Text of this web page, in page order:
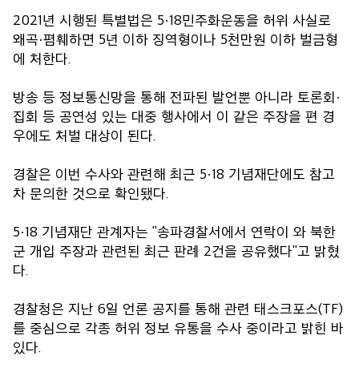
2021년 시행된 특별법은 5·18민주화운동을 허위 사실로
왜곡·폄훼하면 5년 이하 징역형이나 5천만원 이하 벌금형
에 처한다.
방송 등 정보통신망을 통해 전파된 발언뿐 아니라 토론회·
집회 등 공연성 있는 대중 행사에서 이 같은 주장을 편 경
우에도 처벌 대상이 된다.
경찰은 이번 수사와 관련해 최근 5·18 기념재단에도 참고
차 문의한 것으로 확인됐다.
5·18 기념재단 관계자는 "송파경찰서에서 연락이 와 북한
군 개입 주장과 관련된 최근 판례 2건을 공유했다"고 밝혔
다.
경찰청은 지난 6일 언론 공지를 통해 관련 태스크포스(TF)
를 중심으로 각종 허위 정보 유통을 수사 중이라고 밝힌 바
있다.